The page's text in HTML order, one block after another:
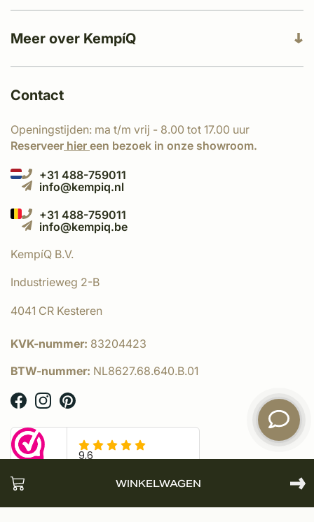
WINKELWAGEN
Meer over KempíQ
Contact
Openingstijden: ma t/m vrij - 8.00 tot 17.00 uur
Reserveer hier een bezoek in onze showroom.
+31 488-759011
info@kempiq.nl
+31 488-759011
info@kempiq.be
KempíQ B.V.
Industrieweg 2-B
4041 CR Kesteren
KVK-nummer: 83204423
BTW-nummer: NL8627.68.640.B.01